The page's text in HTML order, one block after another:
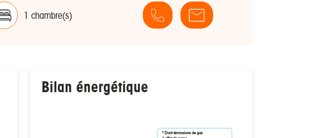
1 chambre(s)
Bilan énergétique
* Dont émissions de gaz